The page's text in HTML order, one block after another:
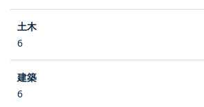
6
6